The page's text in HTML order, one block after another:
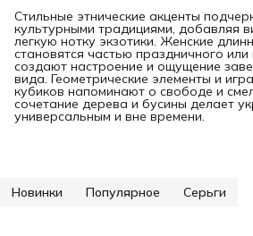
Стильные этнические акценты
культурными традициями, добавляя
легкую нотку экзотики. Женские
становятся частью праздничного
создают настроение и ощущение
вида. Геометрические элементы и
кубиков напоминают о свободе и
сочетание дерева и бусины делает
универсальным и вне времени.
Новинки Популярное Серьги